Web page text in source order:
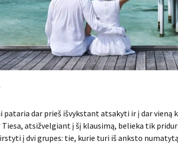
dar prieš išvykstant atsakyti ir į dar vieną
Tiesa, atsižvelgiant į šį klausimą, belieka tik
į dvi grupes: tie, kurie turi iš anksto numatytą